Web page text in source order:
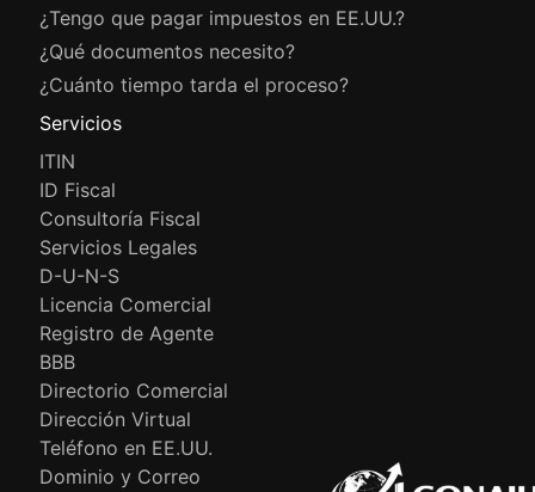
¿Tengo que pagar impuestos en EE.UU.?
¿Qué documentos necesito?
¿Cuánto tiempo tarda el proceso?
Servicios
ITIN
ID Fiscal
Consultoría Fiscal
Servicios Legales
D-U-N-S
Licencia Comercial
Registro de Agente
BBB
Directorio Comercial
Dirección Virtual
Teléfono en EE.UU.
Dominio y Correo